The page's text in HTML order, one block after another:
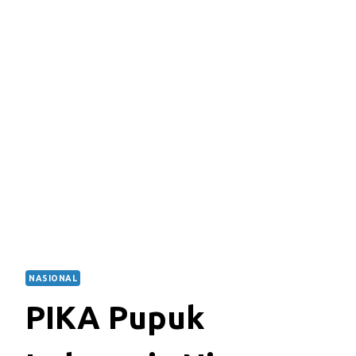
NASIONAL
PIKA Pupuk